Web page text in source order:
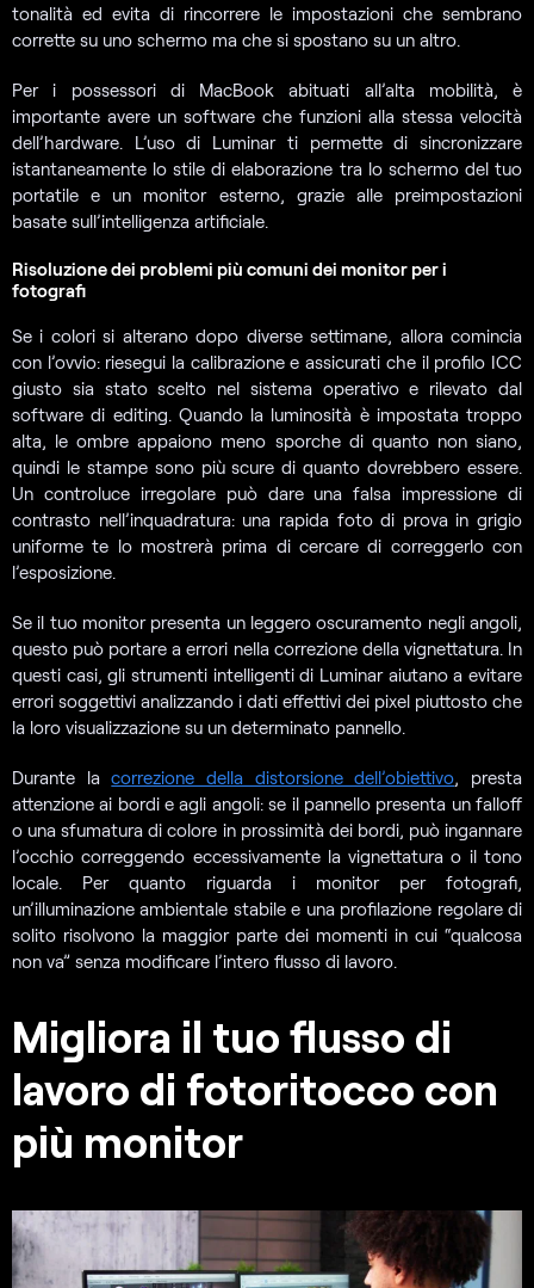
tonalità ed evita di rincorrere le impostazioni che sembrano
corrette su uno schermo ma che si spostano su un altro.
Per i possessori di MacBook abituati all’alta mobilità, è
importante avere un software che funzioni alla stessa velocità
dell’hardware. L’uso di Luminar ti permette di sincronizzare
istantaneamente lo stile di elaborazione tra lo schermo del tuo
portatile e un monitor esterno, grazie alle preimpostazioni
basate sull’intelligenza artificiale.
Risoluzione dei problemi più comuni dei monitor per i
fotografi
Se i colori si alterano dopo diverse settimane, allora comincia
con l’ovvio: riesegui la calibrazione e assicurati che il profilo ICC
giusto sia stato scelto nel sistema operativo e rilevato dal
software di editing. Quando la luminosità è impostata troppo
alta, le ombre appaiono meno sporche di quanto non siano,
quindi le stampe sono più scure di quanto dovrebbero essere.
Un controluce irregolare può dare una falsa impressione di
contrasto nell’inquadratura: una rapida foto di prova in grigio
uniforme te lo mostrerà prima di cercare di correggerlo con
l’esposizione.
Se il tuo monitor presenta un leggero oscuramento negli angoli,
questo può portare a errori nella correzione della vignettatura. In
questi casi, gli strumenti intelligenti di Luminar aiutano a evitare
errori soggettivi analizzando i dati effettivi dei pixel piuttosto che
la loro visualizzazione su un determinato pannello.
Durante lacorrezione della distorsione dell’obiettivo, presta
attenzione ai bordi e agli angoli: se il pannello presenta un falloff
o una sfumatura di colore in prossimità dei bordi, può ingannare
l’occhio correggendo eccessivamente la vignettatura o il tono
locale. Per quanto riguarda i monitor per fotografi,
un’illuminazione ambientale stabile e una profilazione regolare di
solito risolvono la maggior parte dei momenti in cui “qualcosa
non va” senza modificare l’intero flusso di lavoro.
Migliora il tuo flusso di
lavoro di fotoritocco con
più monitor